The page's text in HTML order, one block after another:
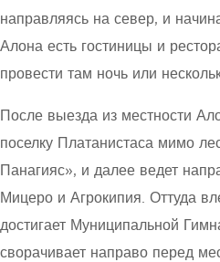
направляясь на север, и
Алона есть гостиницы и
провести там ночь или
После выезда из местности
поселку Платанистаса мимо
Панагияс», и далее ведет
Мицеро и Агрокипия. Оттуда
достигает Муниципальной
сворачивает направо перед